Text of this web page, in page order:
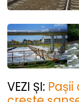
VEZI ȘI: